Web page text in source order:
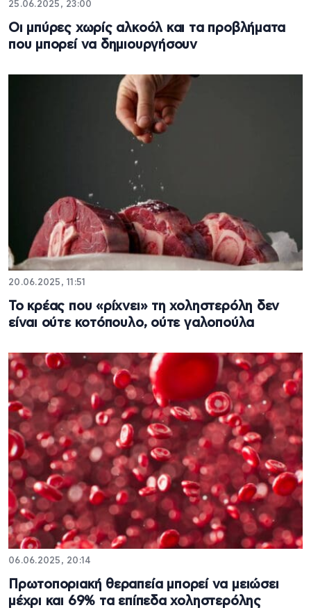
25.06.2025, 23:00
Οι μπύρες χωρίς αλκοόλ και τα προβλήματα
που μπορεί να δημιουργήσουν
20.06.2025, 11:51
Το κρέας που «ρίχνει» τη χοληστερόλη δεν
είναι ούτε κοτόπουλο, ούτε γαλοπούλα
06.06.2025, 20:14
Πρωτοποριακή θεραπεία μπορεί να μειώσει
μέχρι και 69% τα επίπεδα χοληστερόλης